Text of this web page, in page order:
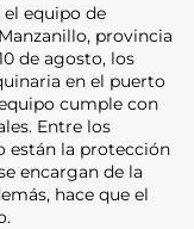
el equipo de
provincia
de agosto, los
en el puerto
cumple con
Entre los
están la protección
encargan de la
hace que el